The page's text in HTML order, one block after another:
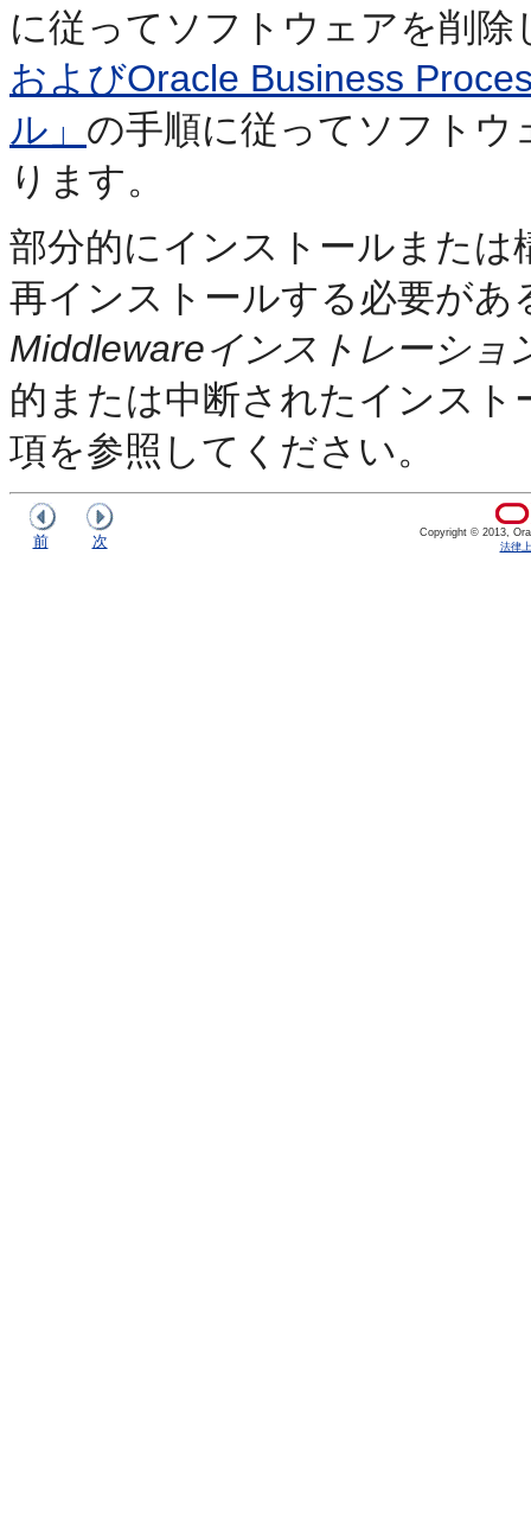
に従ってソフトウェアを削除
およびOracle Business
ル」 の手順に従ってソフト
ります。
部分的にインストールまたは
再インストールする必要があ
Middlewareインストレーショ
的または中断されたインス
項を参照してください。
前 次
Copyright © 2013,
法律